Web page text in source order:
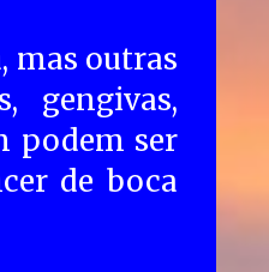
mas outras
gengivas,
podem ser
de boca